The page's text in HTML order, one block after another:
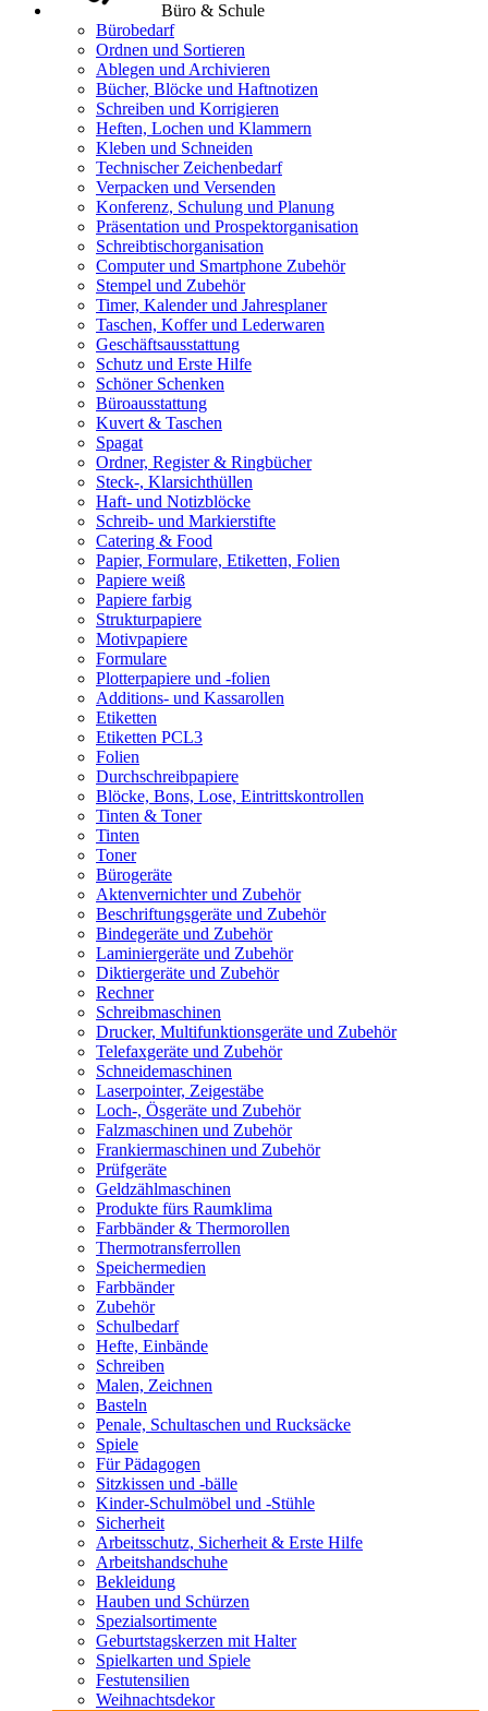
Büro & Schule
Bürobedarf
Ordnen und Sortieren
Ablegen und Archivieren
Bücher, Blöcke und Haftnotizen
Schreiben und Korrigieren
Heften, Lochen und Klammern
Kleben und Schneiden
Technischer Zeichenbedarf
Verpacken und Versenden
Konferenz, Schulung und Planung
Präsentation und Prospektorganisation
Schreibtischorganisation
Computer und Smartphone Zubehör
Stempel und Zubehör
Timer, Kalender und Jahresplaner
Taschen, Koffer und Lederwaren
Geschäftsausstattung
Schutz und Erste Hilfe
Schöner Schenken
Büroausstattung
Kuvert & Taschen
Spagat
Ordner, Register & Ringbücher
Steck-, Klarsichthüllen
Haft- und Notizblöcke
Schreib- und Markierstifte
Catering & Food
Papier, Formulare, Etiketten, Folien
Papiere weiß
Papiere farbig
Strukturpapiere
Motivpapiere
Formulare
Plotterpapiere und -folien
Additions- und Kassarollen
Etiketten
Etiketten PCL3
Folien
Durchschreibpapiere
Blöcke, Bons, Lose, Eintrittskontrollen
Tinten & Toner
Tinten
Toner
Bürogeräte
Aktenvernichter und Zubehör
Beschriftungsgeräte und Zubehör
Bindegeräte und Zubehör
Laminiergeräte und Zubehör
Diktiergeräte und Zubehör
Rechner
Schreibmaschinen
Drucker, Multifunktionsgeräte und Zubehör
Telefaxgeräte und Zubehör
Schneidemaschinen
Laserpointer, Zeigestäbe
Loch-, Ösgeräte und Zubehör
Falzmaschinen und Zubehör
Frankiermaschinen und Zubehör
Prüfgeräte
Geldzählmaschinen
Produkte fürs Raumklima
Farbbänder & Thermorollen
Thermotransferrollen
Speichermedien
Farbbänder
Zubehör
Schulbedarf
Hefte, Einbände
Schreiben
Malen, Zeichnen
Basteln
Penale, Schultaschen und Rucksäcke
Spiele
Für Pädagogen
Sitzkissen und -bälle
Kinder-Schulmöbel und -Stühle
Sicherheit
Arbeitsschutz, Sicherheit & Erste Hilfe
Arbeitshandschuhe
Bekleidung
Hauben und Schürzen
Spezialsortimente
Geburtstagskerzen mit Halter
Spielkarten und Spiele
Festutensilien
Weihnachtsdekor